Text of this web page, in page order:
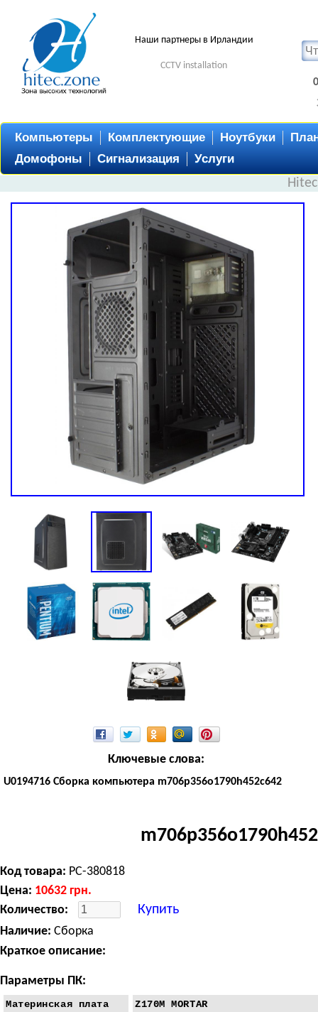
Наши партнеры в Ирландии
CCTV installation
Компьютеры Комплектующие Ноутбуки
Домофоны
Сигнализация Услуги
Ключевые слова:
U0194716 Сборка компьютера m706p356o1790h452c642
Код товара: PC-380818
Цена: 10632 грн.
Количество:
Купить
Наличие: Сборка
Краткое описание:
Параметры ПК:
Материнская плата
Z170M MORTAR